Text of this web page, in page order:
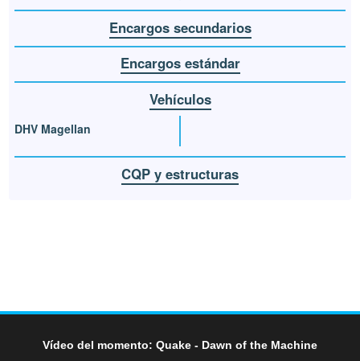
Encargos secundarios
Encargos estándar
Vehículos
DHV Magellan
CQP y estructuras
Vídeo del momento: Quake - Dawn of the Machine